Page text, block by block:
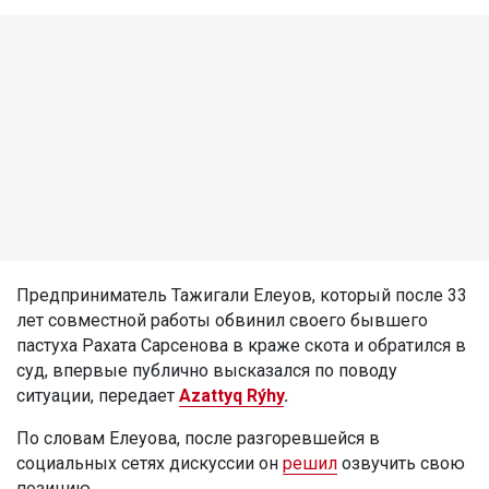
Предприниматель Тажигали Елеуов, который после 33
лет совместной работы обвинил своего бывшего
пастуха Рахата Сарсенова в краже скота и обратился в
суд, впервые публично высказался по поводу
ситуации, передает Azattyq Rýhy.
По словам Елеуова, после разгоревшейся в
социальных сетях дискуссии он решил озвучить свою